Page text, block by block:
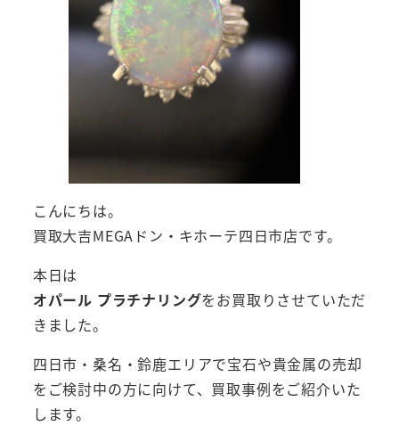
こんにちは。
買取大吉MEGAドン・キホーテ四日市店です。
本日は
オパール プラチナリングをお買取りさせていただ
きました。
四日市・桑名・鈴鹿エリアで宝石や貴金属の売却
をご検討中の方に向けて、買取事例をご紹介いた
します。